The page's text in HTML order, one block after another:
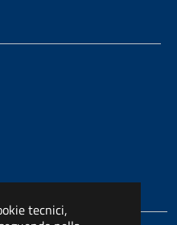
tecnici,